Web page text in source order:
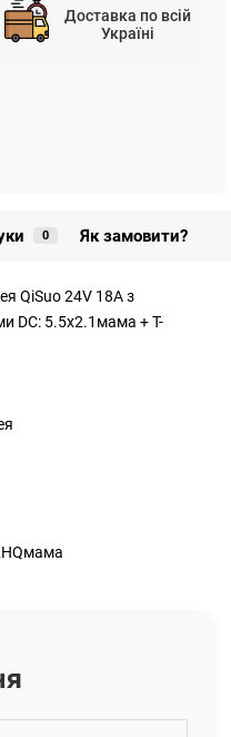
Доставка по всій
Україні
0 Як замовити?
QiSuo 24V 18A з
DC: 5.5x2.1мама + T-